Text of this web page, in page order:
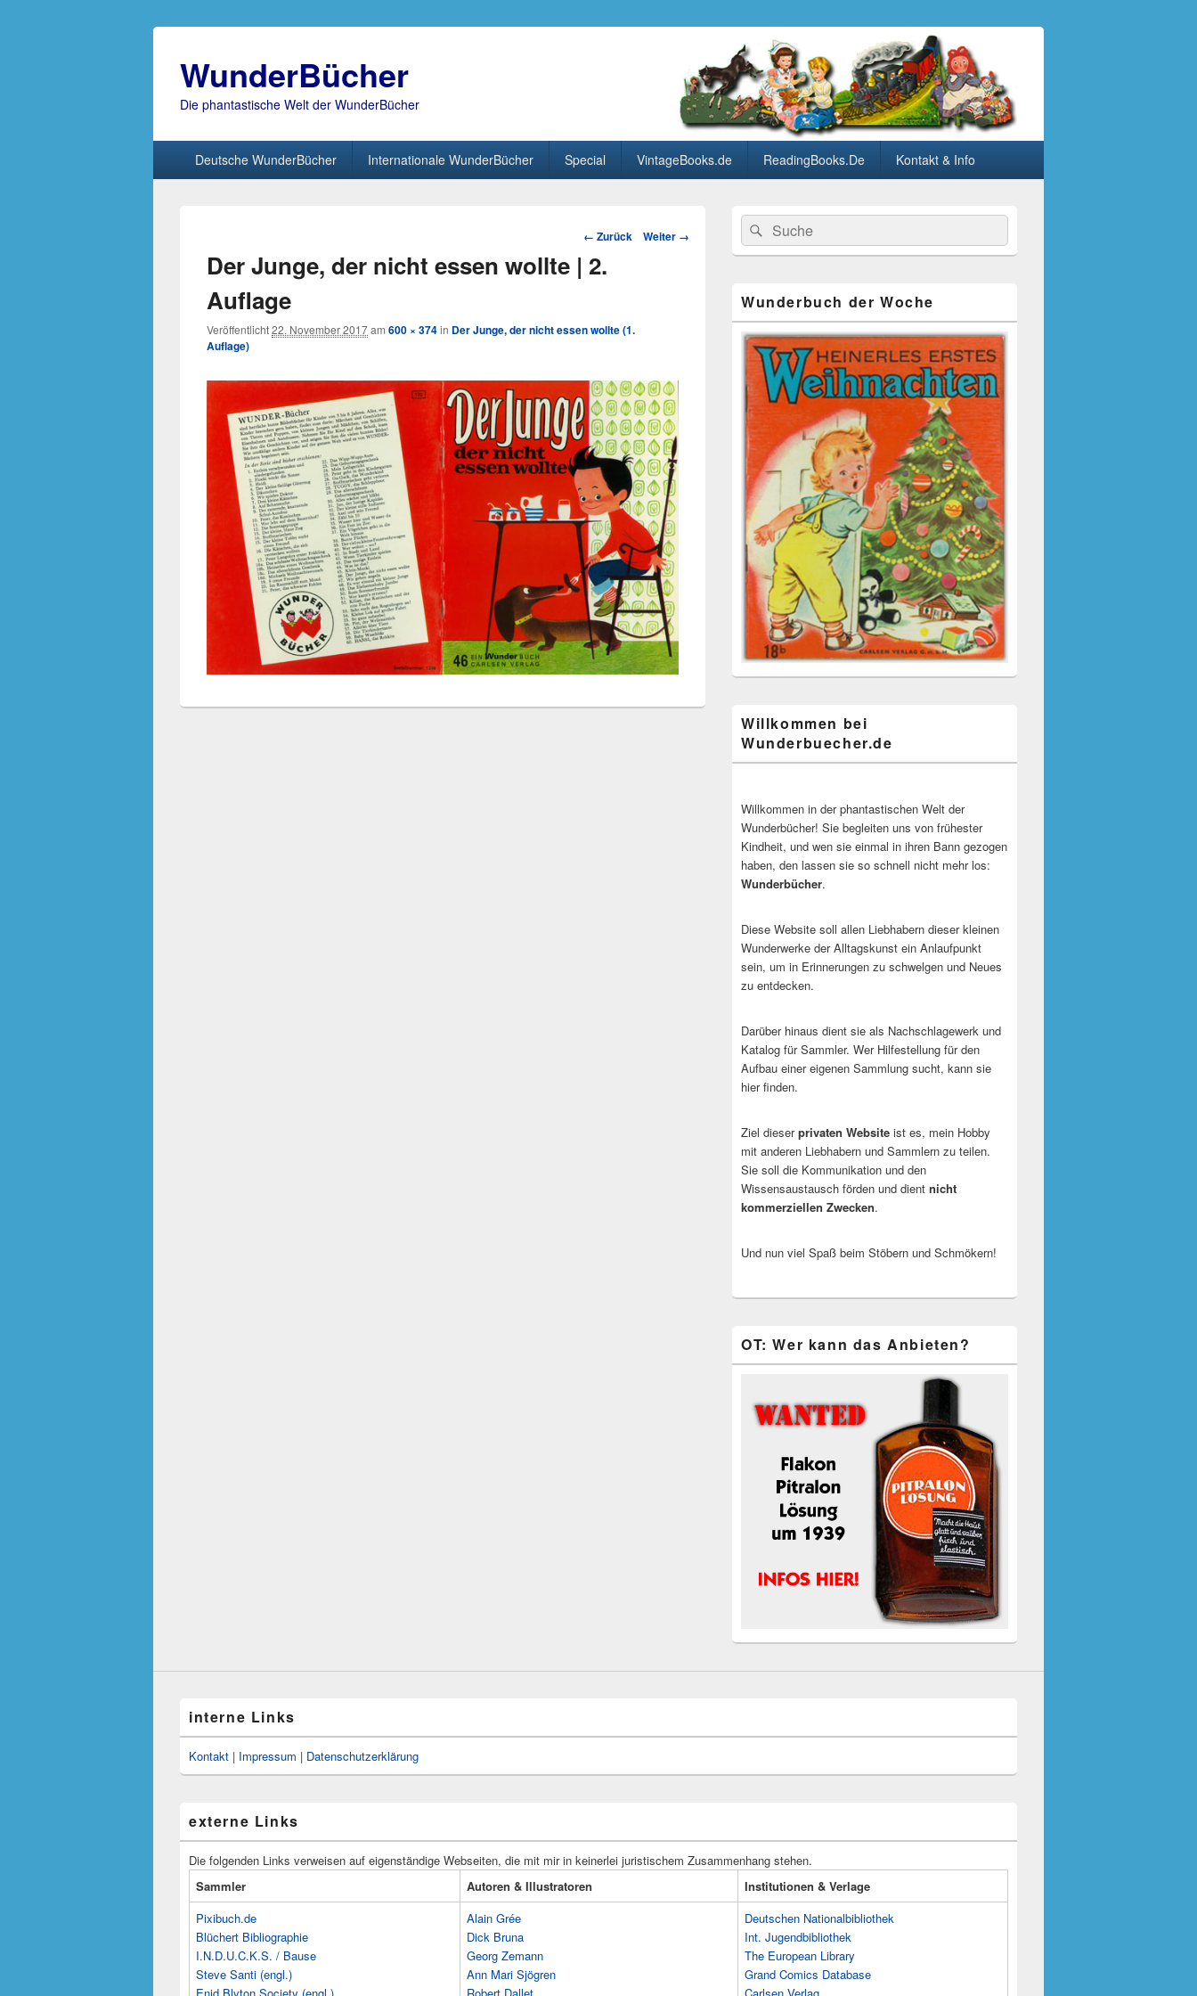
WunderBücher
Die phantastische Welt der WunderBücher
Deutsche WunderBücher Internationale WunderBücher Special VintageBooks.de ReadingBooks.De Kontakt & Info
Bild-
← Zurück Weiter →
Der Junge, der nicht essen wollte | 2.
Auflage
Veröffentlicht22. November 2017am 600 × 374in Der Junge, der nicht essen wollte (1.
Auflage)
Primärer
Seitenleisten
Widget-
Bereich
Search
for:
Suche
Wunderbuch der Woche
Willkommen bei
Wunderbuecher.de
Willkommen in der phantastischen Welt der
Wunderbücher! Sie begleiten uns von frühester
Kindheit, und wen sie einmal in ihren Bann gezogen
haben, den lassen sie so schnell nicht mehr los:
Wunderbücher.
Diese Website soll allen Liebhabern dieser kleinen
Wunderwerke der Alltagskunst ein Anlaufpunkt
sein, um in Erinnerungen zu schwelgen und Neues
zu entdecken.
Darüber hinaus dient sie als Nachschlagewerk und
Katalog für Sammler. Wer Hilfestellung für den
Aufbau einer eigenen Sammlung sucht, kann sie
hier finden.
Ziel dieserprivaten Website ist es, mein Hobby
mit anderen Liebhabern und Sammlern zu teilen.
Sie soll die Kommunikation und den
Wissensaustausch förden und dient nicht
kommerziellen Zwecken.
Und nun viel Spaß beim Stöbern und Schmökern!
OT: Wer kann das Anbieten?
interne Links
Kontakt | Impressum | Datenschutzerklärung
externe Links
Die folgenden Links verweisen auf eigenständige Webseiten, die mit mir in keinerlei juristischem Zusammenhang stehen.
Sammler
Autoren & Illustratoren
Institutionen & Verlage
Pixibuch.de
Blüchert Bibliographie
I.N.D.U.C.K.S. / Bause
Steve Santi (engl.)
Alain Grée
Dick Bruna
Georg Zemann
Ann Mari Sjögren
Deutschen Nationalbibliothek
Int. Jugendbibliothek
The European Library
Grand Comics Database